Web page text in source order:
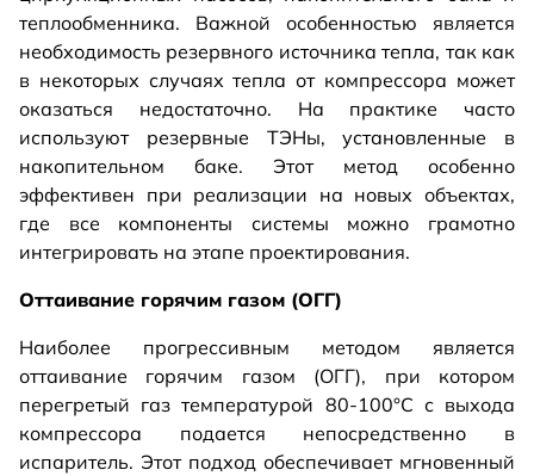
теплообменника. Важной особенностью является
необходимость резервного источника тепла, так как
в некоторых случаях тепла от компрессора может
оказаться недостаточно. На практике часто
используют резервные ТЭНы, установленные в
накопительном баке. Этот метод особенно
эффективен при реализации на новых объектах,
где все компоненты системы можно грамотно
интегрировать на этапе проектирования.
Оттаивание горячим газом (ОГГ)
Наиболее прогрессивным методом является
оттаивание горячим газом (ОГГ), при котором
перегретый газ температурой 80-100°C с выхода
компрессора подается непосредственно в
испаритель. Этот подход обеспечивает мгновенный